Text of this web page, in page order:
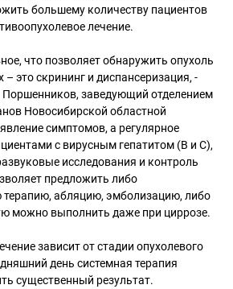
большему количеству пациентов
лечение.
что позволяет обнаружить опухоль
– это скрининг и диспансеризация, -
заведующий отделением
Новосибирской областной
симптомов, а регулярное
с вирусным гепатитом (B и C),
исследования и контроль
предложить либо
терапию, абляцию, эмболизацию, либо
можно выполнить даже при циррозе.
зависит от стадии опухолевого
день системная терапия
существенный результат.